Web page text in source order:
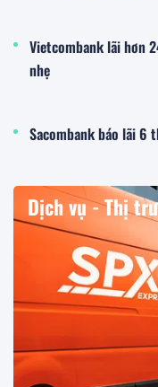
Vietcombank lãi hơn
nhẹ
Sacombank báo lãi 6
Dịch vụ - Thị